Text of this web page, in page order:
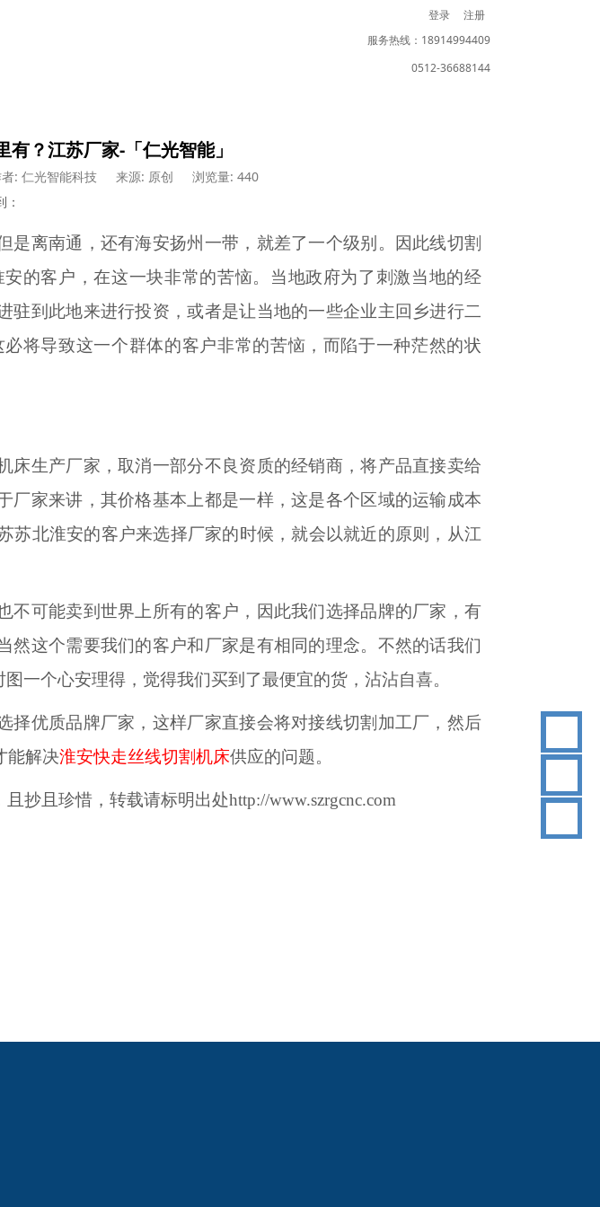
登录
注册
服务热线：18914994409
0512-36688144
？江苏厂家-「仁光智能」
: 仁光智能科技 来源: 原创
浏览量: 440
：
离南通，还有海安扬州一带，就差了一个级别。因此线切割
的客户，在这一块非常的苦恼。当地政府为了刺激当地的经
到此地来进行投资，或者是让当地的一些企业主回乡进行二
将导致这一个群体的客户非常的苦恼，而陷于一种茫然的状
生产厂家，取消一部分不良资质的经销商，将产品直接卖给
家来讲，其价格基本上都是一样，这是各个区域的运输成本
苏北淮安的客户来选择厂家的时候，就会以就近的原则，从江
可能卖到世界上所有的客户，因此我们选择品牌的厂家，有
这个需要我们的客户和厂家是有相同的理念。不然的话我们
一个心安理得，觉得我们买到了最便宜的货，沾沾自喜。
优质品牌厂家，这样厂家直接会将对接线切割加工厂，然后
能解决淮安快走丝线切割机床供应的问题。
且抄且珍惜，转载请标明出处http://www.szrgcnc.com